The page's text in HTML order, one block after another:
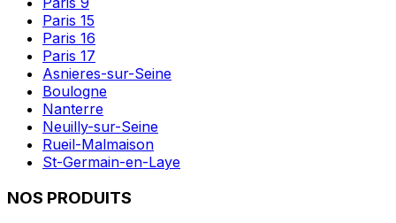
Paris 15
Paris 16
Paris 17
Asnieres-sur-Seine
Boulogne
Nanterre
Neuilly-sur-Seine
Rueil-Malmaison
St-Germain-en-Laye
NOS PRODUITS